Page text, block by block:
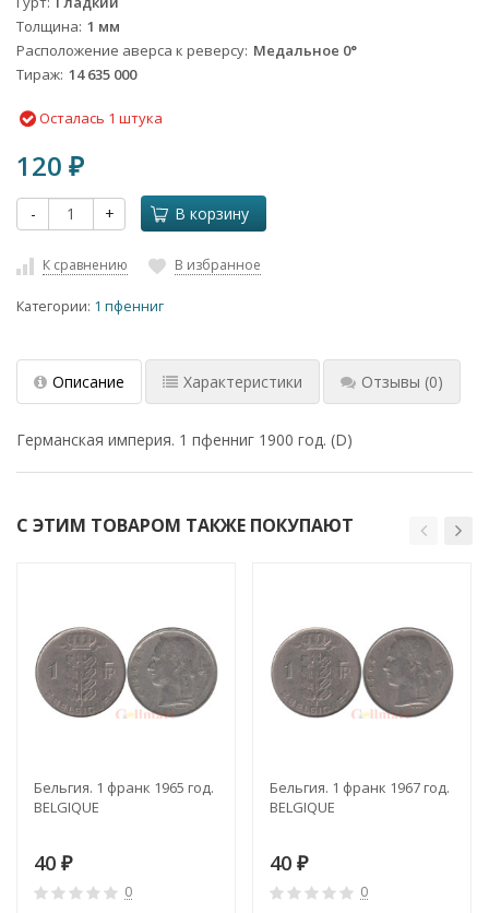
Толщина 1 мм
Расположение аверса к реверсу Медальное 0°
Тираж 14 635 000
Осталась 1 штука
120 ₽
- + В корзину
К сравнению В избранное
Категории: 1 пфенниг
Описание Характеристики Отзывы (0)
Германская империя. 1 пфенниг 1900 год. (D)
С ЭТИМ ТОВАРОМ ТАКЖЕ ПОКУПАЮТ
Бельгия. 1 франк 1965 год.
BELGIQUE
40 ₽
0
Бельгия. 1 франк 1967 год.
BELGIQUE
40 ₽
0